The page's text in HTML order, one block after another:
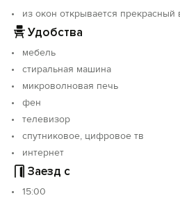
из окон открывается прекрасный
Удобства
мебель
стиральная машина
микроволновая печь
фен
телевизор
спутниковое, цифровое тв
интернет
Заезд с
15:00